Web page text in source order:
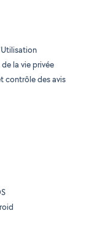
la vie privée
contrôle des avis